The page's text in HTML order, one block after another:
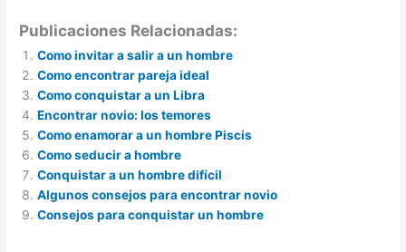
Publicaciones Relacionadas:
Como invitar a salir a un hombre
Como encontrar pareja ideal
Como conquistar a un Libra
Encontrar novio: los temores
Como enamorar a un hombre Piscis
Como seducir a hombre
Conquistar a un hombre difícil
Algunos consejos para encontrar novio
Consejos para conquistar un hombre